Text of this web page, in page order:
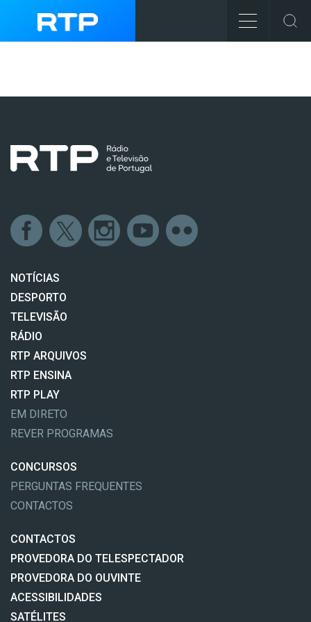
NOTÍCIAS
DESPORTO
TELEVISÃO
RÁDIO
RTP ARQUIVOS
RTP ENSINA
RTP PLAY
EM DIRETO
REVER PROGRAMAS
CONCURSOS
PERGUNTAS FREQUENTES
CONTACTOS
CONTACTOS
PROVEDORA DO TELESPECTADOR
PROVEDORA DO OUVINTE
ACESSIBILIDADES
SATÉLITES